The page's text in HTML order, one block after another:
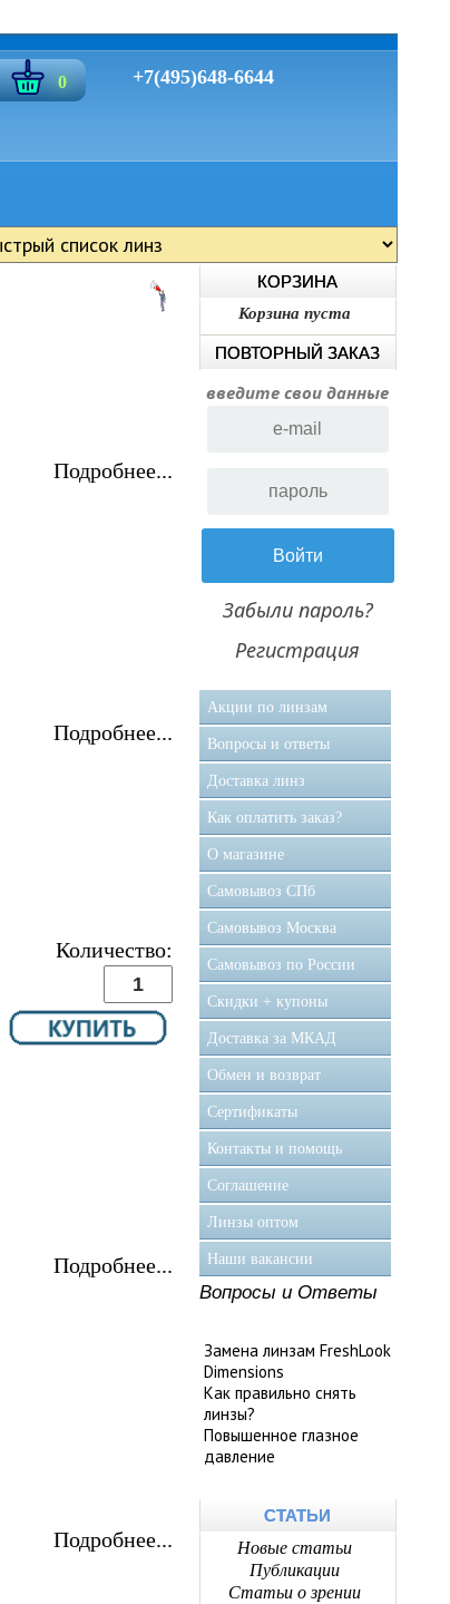
0 +7(495)648-6644
Подробнее...
Подробнее...
Количество:
Подробнее...
Подробнее...
КОРЗИНА
Корзина пуста
ПОВТОРНЫЙ ЗАКАЗ
введите свои данные
Забыли пароль?
Регистрация
Акции по линзам
Вопросы и ответы
Доставка линз
Как оплатить заказ?
О магазине
Самовывоз CПб
Самовывоз Москва
Самовывоз по России
Скидки + купоны
Доставка за МКАД
Обмен и возврат
Сертификаты
Контакты и помощь
Соглашение
Линзы оптом
Наши вакансии
Вопросы и Ответы
Замена линзам FreshLook
Dimensions
Как правильно снять
линзы?
Повышенное глазное
давление
СТАТЬИ
Новые статьи
Публикации
Статьи о зрении